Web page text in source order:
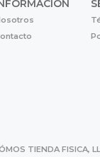
TIENDA FISICA,